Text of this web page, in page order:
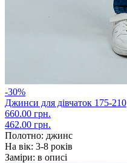
-30%
Джинси для дівчаток 175-210
660.00 грн.
462.00 грн.
Полотно: джинс
На вік: 3-8 років
Заміри: в описі